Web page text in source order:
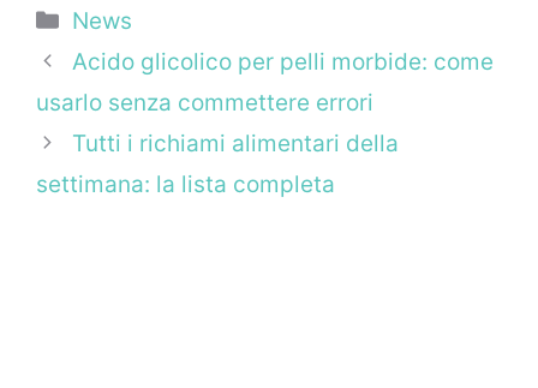
Categorie
News
Acido glicolico per pelli morbide: come
usarlo senza commettere errori
Tutti i richiami alimentari della
settimana: la lista completa